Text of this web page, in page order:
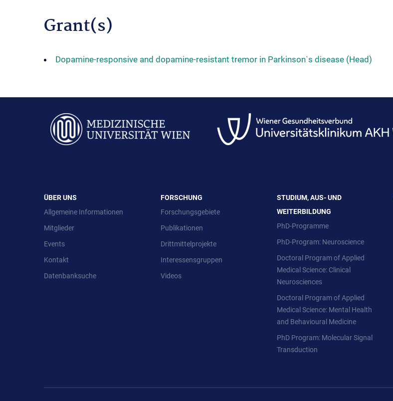
Grant(s)
Dopamine-responsive and dopamine-resistant tremor in Parkinson`s disease (Head)
ÜBER UNS
Allgemeine Informationen
Mitglieder
Events
Kontakt
Datenbanksuche
FORSCHUNG
Forschungsgebiete
Publikationen
Drittmittelprojekte
Interessensgruppen
Videos
STUDIUM, AUS- UND
WEITERBILDUNG
PhD-Programme
PhD-Program: Neuroscience
Doctoral Program of Applied
Medical Science: Clinical
Neurosciences
Doctoral Program of Applied
Medical Science: Mental Health
and Behavioural Medicine
PhD Program: Molecular Signal
Transduction